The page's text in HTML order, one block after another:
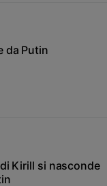
da Putin
Kirill si nasconde